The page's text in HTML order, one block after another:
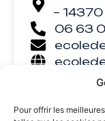
Pour offrir les
–
06 63